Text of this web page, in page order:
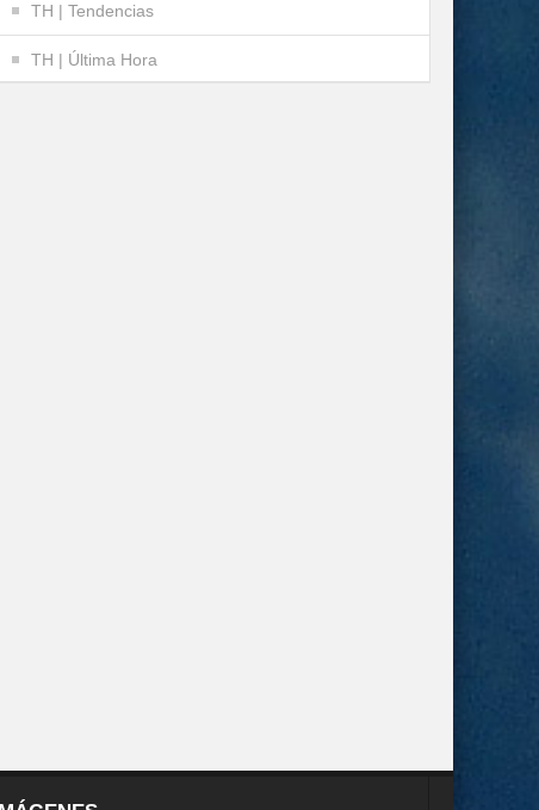
TH | Tendencias
TH | Última Hora